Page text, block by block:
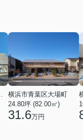
横浜市青葉区大場町
24.80坪 (82.00㎡)
31.6万円